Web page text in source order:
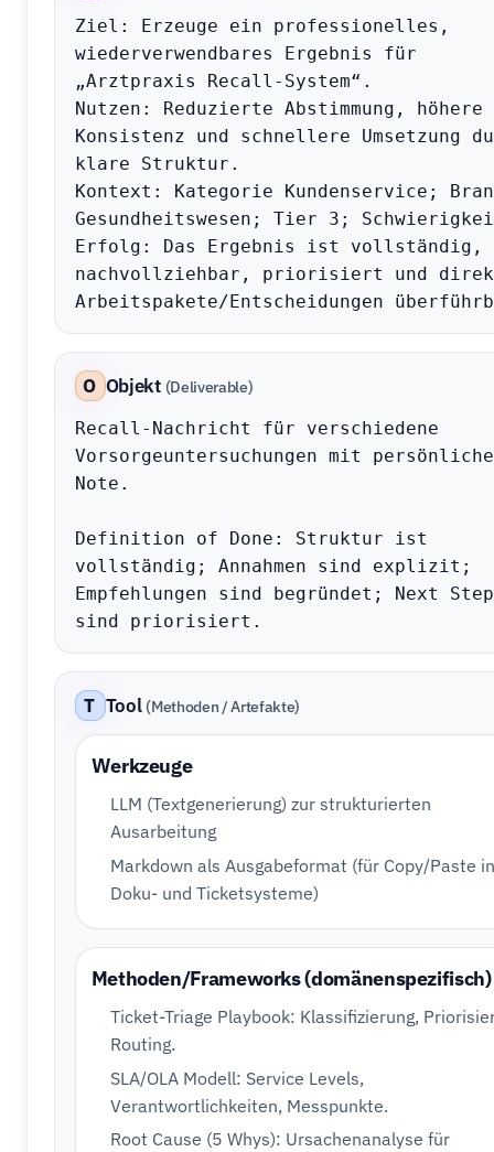
Ziel: Erzeuge ein professionelles,
wiederverwendbares Ergebnis für
„Arztpraxis Recall-System“.
Nutzen: Reduzierte Abstimmung, höhere
Konsistenz und schnellere Umsetzung
klare Struktur.
Kontext: Kategorie Kundenservice;
Gesundheitswesen; Tier 3;
Erfolg: Das Ergebnis ist vollständig,
nachvollziehbar, priorisiert und
Arbeitspakete/Entscheidungen
O Objekt (Deliverable)
Recall-Nachricht für verschiedene
Vorsorgeuntersuchungen mit
Note.
Definition of Done: Struktur ist
vollständig; Annahmen sind explizit;
Empfehlungen sind begründet; Next
sind priorisiert.
T Tool (Methoden / Artefakte)
Werkzeuge
LLM (Textgenerierung) zur strukturierten
Ausarbeitung
Markdown als Ausgabeformat (für Copy/Paste
Doku- und Ticketsysteme)
Methoden/Frameworks (domänenspezifisch)
Ticket-Triage Playbook: Klassifizierung,
Routing.
SLA/OLA Modell: Service Levels,
Verantwortlichkeiten, Messpunkte.
Root Cause (5 Whys): Ursachenanalyse für